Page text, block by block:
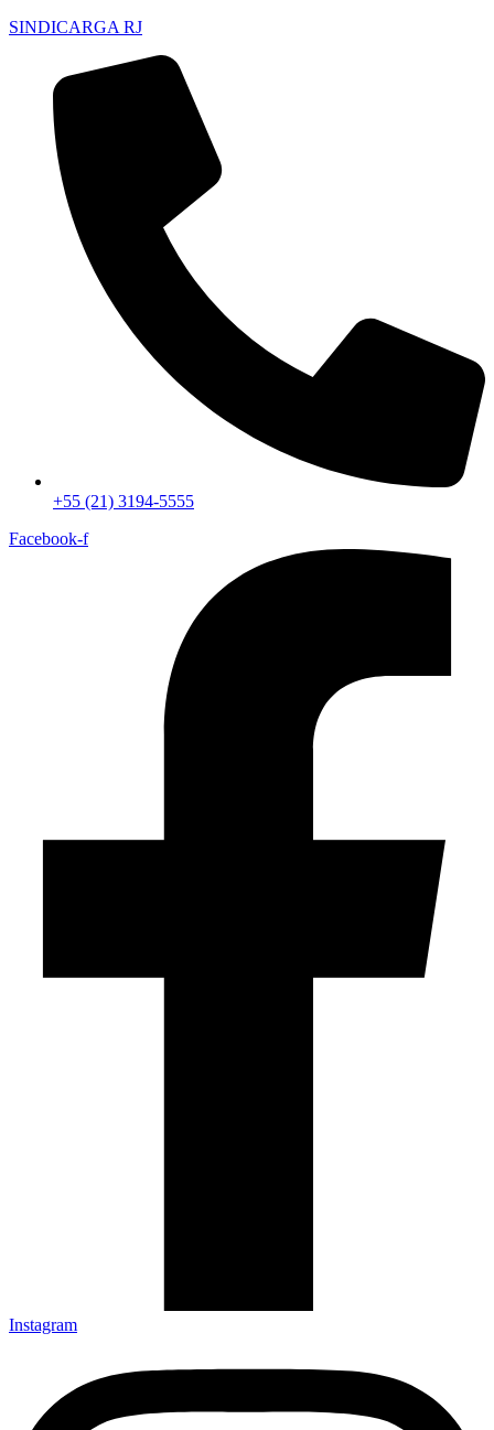
SINDICARGA RJ
+55 (21) 3194-5555
Facebook-f
Instagram